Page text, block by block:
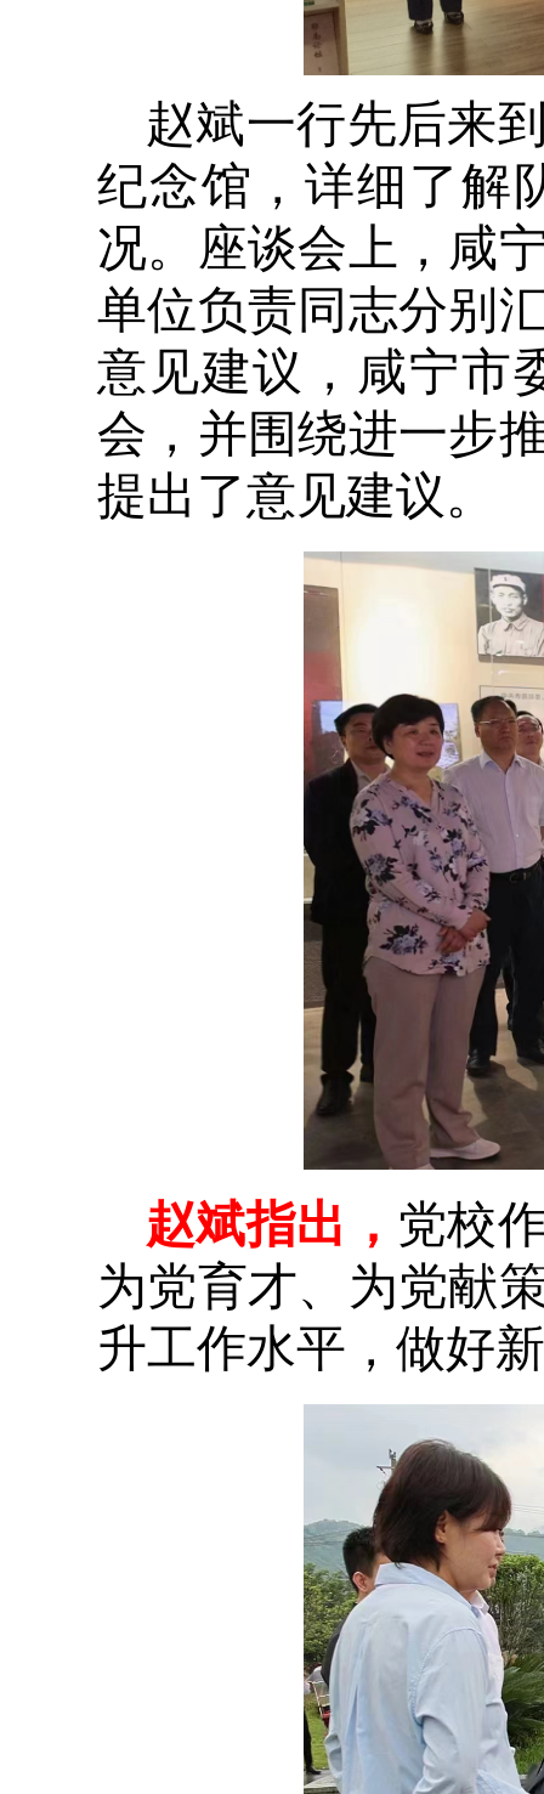
赵斌一行先后来
纪念馆，详细了解
况。座谈会上，咸
单位负责同志分别
意见建议，咸宁市
会，并围绕进一步
提出了意见建议。
赵斌指出， 党校
为党育才、为党献
升工作水平，做好